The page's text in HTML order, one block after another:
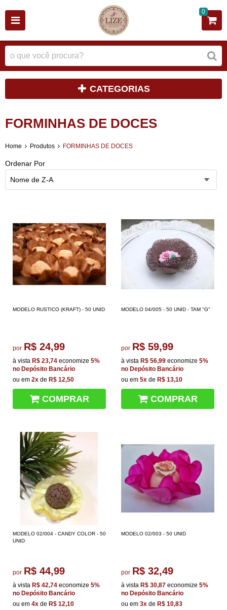
0
CATEGORIAS
FORMINHAS DE DOCES
Home Produtos FORMINHAS DE DOCES
Ordenar Por
Nome de Z-A
MODELO RUSTICO (KRAFT) - 50 UNID
por R$ 24,99
à vista R$ 23,74 economize 5%
no Depósito Bancário
ou em 2x de R$ 12,50
COMPRAR
MODELO 04/005 - 50 UNID - TAM "G"
por R$ 59,99
à vista R$ 56,99 economize 5%
no Depósito Bancário
ou em 5x de R$ 13,10
COMPRAR
MODELO 02/004 - CANDY COLOR - 50
UNID
por R$ 44,99
à vista R$ 42,74 economize 5%
no Depósito Bancário
ou em 4x de R$ 12,10
MODELO 02/003 - 50 UNID
por R$ 32,49
à vista R$ 30,87 economize 5%
no Depósito Bancário
ou em 3x de R$ 10,83